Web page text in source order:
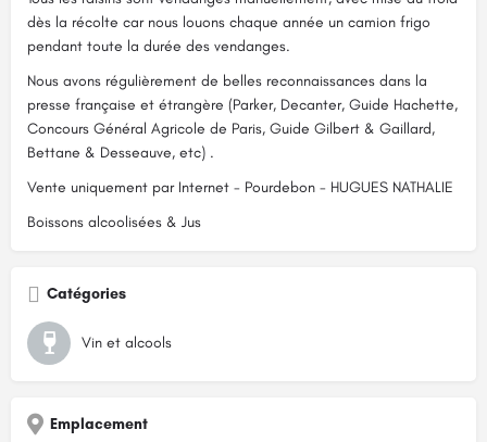
dès la récolte car nous louons chaque année un camion frigo
pendant toute la durée des vendanges.
Nous avons régulièrement de belles reconnaissances dans la
presse française et étrangère (Parker, Decanter, Guide Hachette,
Concours Général Agricole de Paris, Guide Gilbert & Gaillard,
Bettane & Desseauve, etc) .
Vente uniquement par Internet - Pourdebon - HUGUES NATHALIE
Boissons alcoolisées & Jus
Catégories
Vin et alcools
Emplacement